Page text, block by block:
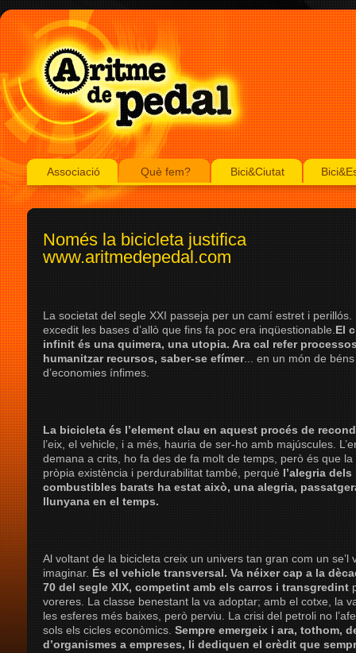
Associació Què fem? Bici&Ciutat
Només la bicicleta justifica
www.aritmedepedal.com
La societat del segle XXI passeja per un camí estret i perillós.
excedit les bases d’allò que fins fa poc era inqüestionable. El
infinit és una quimera, una utopia. Ara cal refer
humanitzar recursos, saber-se efímer... en un món de
d’economies ínfimes.
La bicicleta és l’element clau en aquest procés de
l’eix, el vehicle, i a més, hauria de ser-ho amb majúscules.
demana a crits, ho fa des de fa molt de temps, però és que la
pròpia existència i perdurabilitat també, perquè l’alegria dels
combustibles barats ha estat això, una alegria,
llunyana en el temps.
Al voltant de la bicicleta creix un univers tan gran com un se’l
imaginar. És el vehicle transversal. Va néixer cap a la
70 del segle XIX, competint amb els carros i transgredint
voreres. La classe benestant la va adoptar; amb el cotxe, la
les esferes més baixes, però perviu. La crisi del petroli no
sols els cicles econòmics. Sempre emergeix i ara, tothom,
d’organismes a empreses, li dediquen el crèdit que